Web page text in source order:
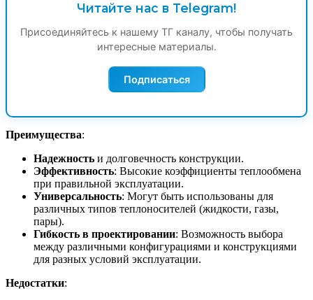
Читайте нас в Telegram!
Присоединяйтесь к нашему ТГ каналу, чтобы получать
интересные материалы.
Подписаться
Преимущества:
Надежность и долговечность конструкции.
Эффективность: Высокие коэффициенты теплообмена
при правильной эксплуатации.
Универсальность: Могут быть использованы для
различных типов теплоносителей (жидкости, газы,
пары).
Гибкость в проектировании: Возможность выбора
между различными конфигурациями и конструкциями
для разных условий эксплуатации.
Недостатки: